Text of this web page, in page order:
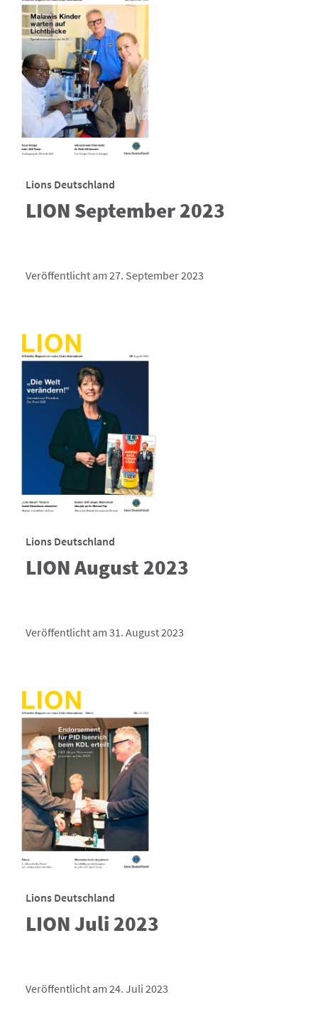
Lions Deutschland
LION September 2023
Veröffentlicht am 27. September 2023
Lions Deutschland
LION August 2023
Veröffentlicht am 31. August 2023
Lions Deutschland
LION Juli 2023
Veröffentlicht am 24. Juli 2023